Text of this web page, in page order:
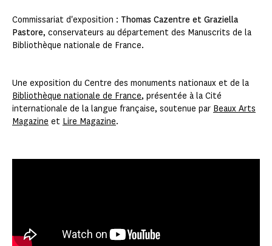
Commissariat d'exposition : Thomas Cazentre et Graziella
Pastore, conservateurs au département des Manuscrits de la
Bibliothèque nationale de France.
Une exposition du Centre des monuments nationaux et de la
Bibliothèque nationale de France, présentée à la Cité
internationale de la langue française, soutenue par Beaux Arts
Magazine et Lire Magazine.